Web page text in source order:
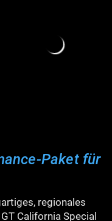
Paket für
regionales
California Special